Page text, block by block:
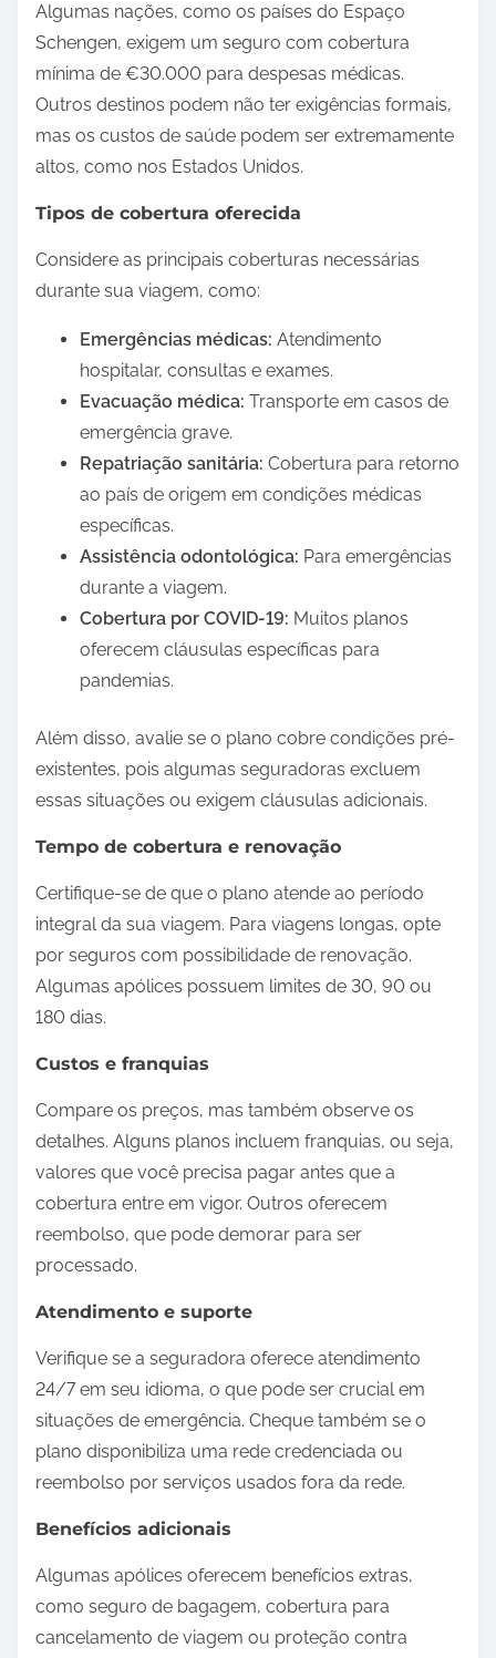
Algumas nações, como os países do Espaço
Schengen, exigem um seguro com cobertura
mínima de €30.000 para despesas médicas.
Outros destinos podem não ter exigências formais,
mas os custos de saúde podem ser extremamente
altos, como nos Estados Unidos.
Tipos de cobertura oferecida
Considere as principais coberturas necessárias
durante sua viagem, como:
Emergências médicas: Atendimento
hospitalar, consultas e exames.
Evacuação médica: Transporte em casos de
emergência grave.
Repatriação sanitária: Cobertura para retorno
ao país de origem em condições médicas
específicas.
Assistência odontológica: Para emergências
durante a viagem.
Cobertura por COVID-19: Muitos planos
oferecem cláusulas específicas para
pandemias.
Além disso, avalie se o plano cobre condições pré-
existentes, pois algumas seguradoras excluem
essas situações ou exigem cláusulas adicionais.
Tempo de cobertura e renovação
Certifique-se de que o plano atende ao período
integral da sua viagem. Para viagens longas, opte
por seguros com possibilidade de renovação.
Algumas apólices possuem limites de 30, 90 ou
180 dias.
Custos e franquias
Compare os preços, mas também observe os
detalhes. Alguns planos incluem franquias, ou seja,
valores que você precisa pagar antes que a
cobertura entre em vigor. Outros oferecem
reembolso, que pode demorar para ser
processado.
Atendimento e suporte
Verifique se a seguradora oferece atendimento
24/7 em seu idioma, o que pode ser crucial em
situações de emergência. Cheque também se o
plano disponibiliza uma rede credenciada ou
reembolso por serviços usados fora da rede.
Benefícios adicionais
Algumas apólices oferecem benefícios extras,
como seguro de bagagem, cobertura para
cancelamento de viagem ou proteção contra